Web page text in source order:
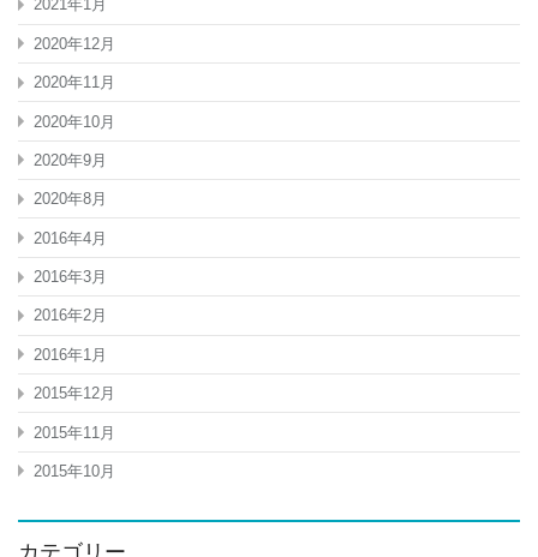
2021年1月
2020年12月
2020年11月
2020年10月
2020年9月
2020年8月
2016年4月
2016年3月
2016年2月
2016年1月
2015年12月
2015年11月
2015年10月
カテゴリー